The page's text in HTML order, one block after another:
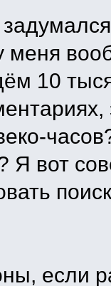
меня
10
Я вот
если